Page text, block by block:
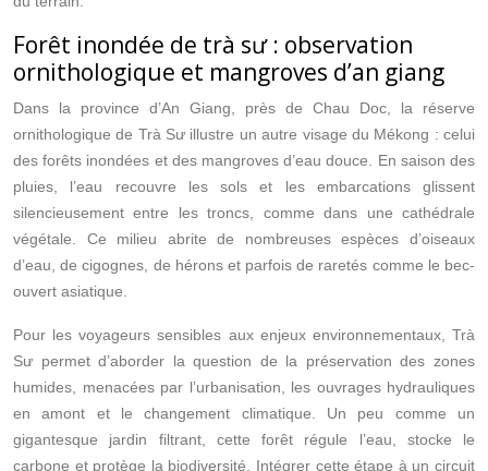
Forêt inondée de trà sư : observation
ornithologique et mangroves d’an giang
Dans la province d’An Giang, près de Chau Doc, la réserve
ornithologique de Trà Sư illustre un autre visage du Mékong : celui
des forêts inondées et des mangroves d’eau douce. En saison des
pluies, l’eau recouvre les sols et les embarcations glissent
silencieusement entre les troncs, comme dans une cathédrale
végétale. Ce milieu abrite de nombreuses espèces d’oiseaux
d’eau, de cigognes, de hérons et parfois de raretés comme le bec-
ouvert asiatique.
Pour les voyageurs sensibles aux enjeux environnementaux, Trà
Sư permet d’aborder la question de la préservation des zones
humides, menacées par l’urbanisation, les ouvrages hydrauliques
en amont et le changement climatique. Un peu comme un
gigantesque jardin filtrant, cette forêt régule l’eau, stocke le
carbone et protège la biodiversité. Intégrer cette étape à un circuit